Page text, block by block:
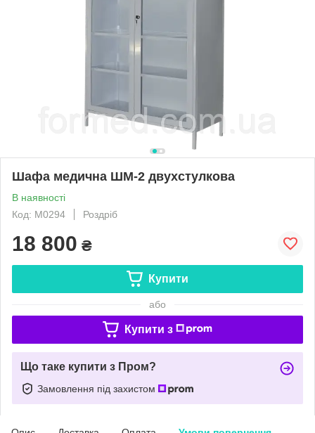
Шафа медична ШМ-2 двухстулкова
В наявності
Код: M0294
Роздріб
18 800 ₴
Купити
або
Купити з
Що таке купити з Пром?
Замовлення під захистом